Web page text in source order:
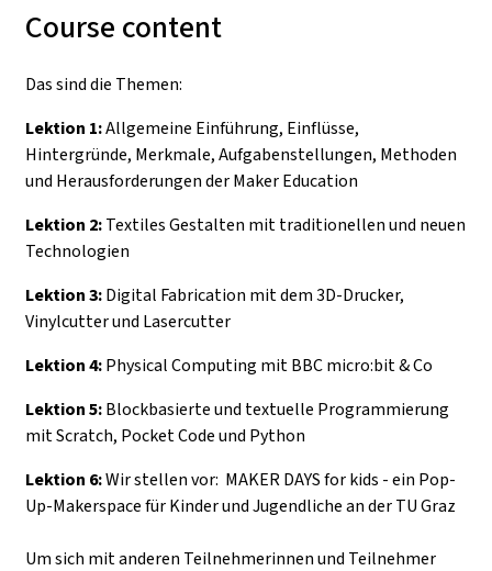
Course content
Das sind die Themen:
Lektion 1:Allgemeine Einführung, Einflüsse,
Hintergründe, Merkmale, Aufgabenstellungen, Methoden
und Herausforderungen der Maker Education
Lektion 2:Textiles Gestalten mit traditionellen und neuen
Technologien
Lektion 3:Digital Fabrication mit dem 3D-Drucker,
Vinylcutter und Lasercutter
Lektion 4:Physical Computing mit BBC micro:bit & Co
Lektion 5:Blockbasierte und textuelle Programmierung
mit Scratch, Pocket Code und Python
Lektion 6:Wir stellen vor: MAKER DAYS for kids - ein Pop-
Up-Makerspace für Kinder und Jugendliche an der TU Graz
Um sich mit anderen Teilnehmerinnen und Teilnehmer